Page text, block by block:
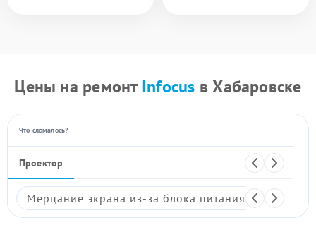
Цены на ремонт Infocus в Хабаровске
Что сломалось?
Проектор
Мерцание экрана из-за блока питания